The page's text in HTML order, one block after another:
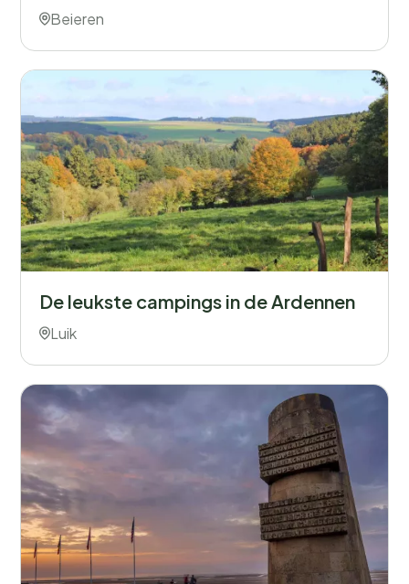
Beieren
De leukste campings in de Ardennen
Luik